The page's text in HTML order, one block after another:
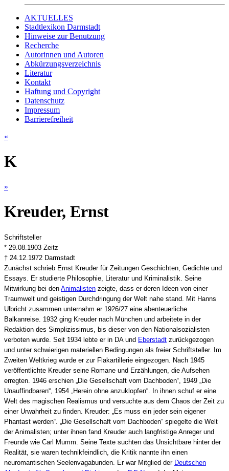
AKTUELLES
Stadtlexikon Darmstadt
Hinweise zur Benutzung
Recherche
Autorinnen und Autoren
Abkürzungsverzeichnis
Literatur
Kontakt
Haftung und Copyright
Datenschutz
Impressum
Barrierefreiheit
«
K
»
Kreuder, Ernst
Schriftsteller
* 29.08.1903 Zeitz
† 24.12.1972 Darmstadt
Zunächst schrieb Ernst Kreuder für Zeitungen Geschichten, Gedichte und
Essays. Er studierte Philosophie, Literatur und Kriminalistik. Seine
Mitwirkung bei den Animalisten zeigte, dass er deren Ideen von einer
Traumwelt und geistigen Durchdringung der Welt nahe stand. Mit Hanns
Ulbricht zusammen unternahm er 1926/27 eine abenteuerliche
Balkanreise. 1932 ging Kreuder nach München und arbeitete in der
Redaktion des Simplizissimus, bis dieser von den Nationalsozialisten
verboten wurde. Seit 1934 lebte er in DA und Eberstadt zurückgezogen
und unter schwierigen materiellen Bedingungen als freier Schriftsteller. Im
Zweiten Weltkrieg wurde er zur Flakartillerie eingezogen. Nach 1945
veröffentlichte Kreuder seine Romane und Erzählungen, die Aufsehen
erregten. 1946 erschien „Die Gesellschaft vom Dachboden“, 1949 „Die
Unauffindbaren“, 1954 „Herein ohne anzuklopfen“. In ihnen schuf er eine
Welt des magischen Realismus und versuchte aus dem Chaos der Zeit zu
einer Urwahrheit zu finden. Kreuder: „Es muss ein jeder sein eigener
Phantast werden“. „Die Gesellschaft vom Dachboden“ spiegelte die Welt
der Animalisten; unter ihnen fand Kreuder auch langfristige Anreger und
Freunde wie Carl Mumm. Seine Texte suchten das Unsichtbare hinter der
Realität, sie waren technikfeindlich, die Kritik nannte ihn einen
neuromantischen Seelenvagabunden. Er war Mitglied der Deutschen